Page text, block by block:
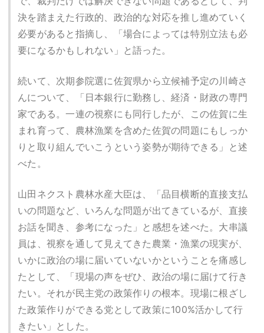
決を踏まえた行政的、政治的な対応を推し進めていく
必要があると指摘し、「場合によっては特別立法も必
要になるかもしれない」と語った。
続いて、次期参院選に佐賀県から立候補予定の川崎さ
んについて、「日本銀行に勤務し、経済・財政の専門
家である。一連の視察にも同行したが、この佐賀に生
まれ育って、農林漁業を含めた佐賀の問題にもしっか
りと取り組んでいこうという姿勢が期待できる」と述
べた。
山田ネクスト農林水産大臣は、「品目横断的直接支払
いの問題など、いろんな問題が出てきているが、直接
お話を聞き、参考になった」と感想を述べた。大串議
員は、視察を通して見えてきた農業・漁業の現実が、
いかに政治の場に届いていないかということを痛感し
たとして、「現場の声をぜひ、政治の場に届けて行き
たい。それが民主党の政策作りの根本。現場に根ざし
た政策作りができる党として政策に100%活かして行
きたい」とした。